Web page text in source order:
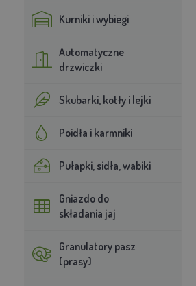
Kurniki i wybiegi
Automatyczne
drzwiczki
Skubarki, kotły i lejki
Poidła i karmniki
Pułapki, sidła, wabiki
Gniazdo do
składania jaj
Granulatory pasz
(prasy)